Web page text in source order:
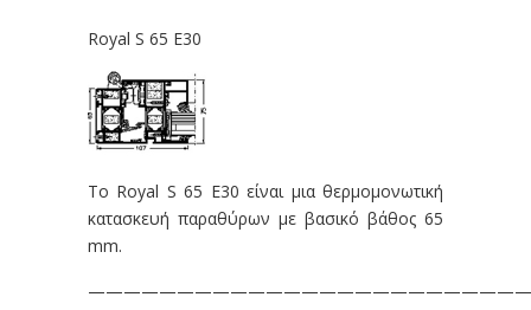
Royal S 65 E30
Το Royal S 65 E30 είναι μια θερμομονωτική
κατασκευή παραθύρων με βασικό βάθος 65
mm.